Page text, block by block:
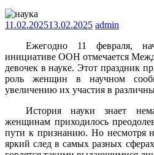
11.02.202513.02.2025 admin
Ежегодно 11 февраля,
инициативе ООН отмечается
девочек в науке. Этот праздник
роль женщин в научном
увеличению их участия в
История науки знает
женщинам приходилось
пути к признанию. Но несмотря
яркий след в самых разных